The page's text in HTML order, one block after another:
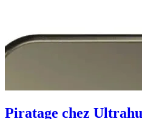
Piratage chez